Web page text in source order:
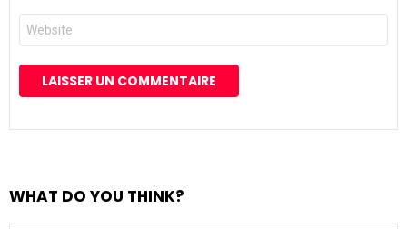
Site
web
WHAT DO YOU THINK?